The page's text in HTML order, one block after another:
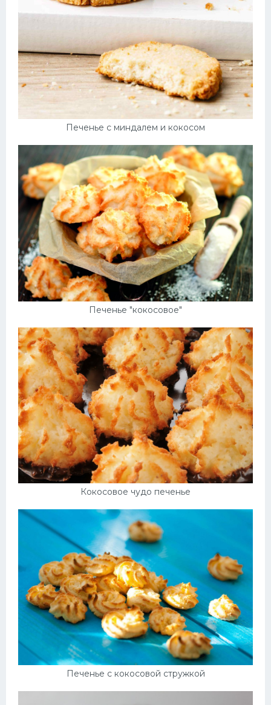
Печенье с миндалем и кокосом
Печенье "кокосовое"
Кокосовое чудо печенье
Печенье с кокосовой стружкой